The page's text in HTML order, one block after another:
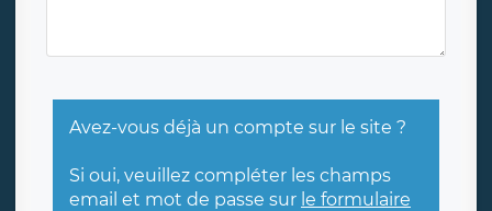
Avez-vous déjà un compte sur le site ?
Si oui, veuillez compléter les champs
email et mot de passe sur le formulaire